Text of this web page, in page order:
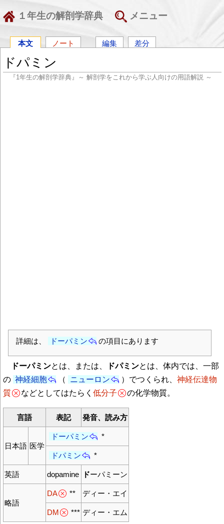
１年生の解剖学辞典 メニュー
本文 ノート 編集 差分
ドパミン
『1年生の解剖学辞典』～ 解剖学をこれから学ぶ人向けの用語解説 ～
詳細は、 ドーパミン の項目にあります
ドーパミンとは、または、 ドパミンとは、体内では、一部
の 神経細胞 （ ニューロン ）でつくられ、 神経伝達物
質
などとしてはたらく 低分子 の化学物質。
言語 表記 発音、読み方
日本語 医学
ドーパミン *
ドパミン *
英語 dopamine ドーパミーン
略語
DA ** ディー・エイ
DM *** ディー・エム